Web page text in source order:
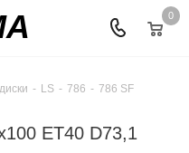
0
- LS - 786 - 786 SF
ET40 D73,1